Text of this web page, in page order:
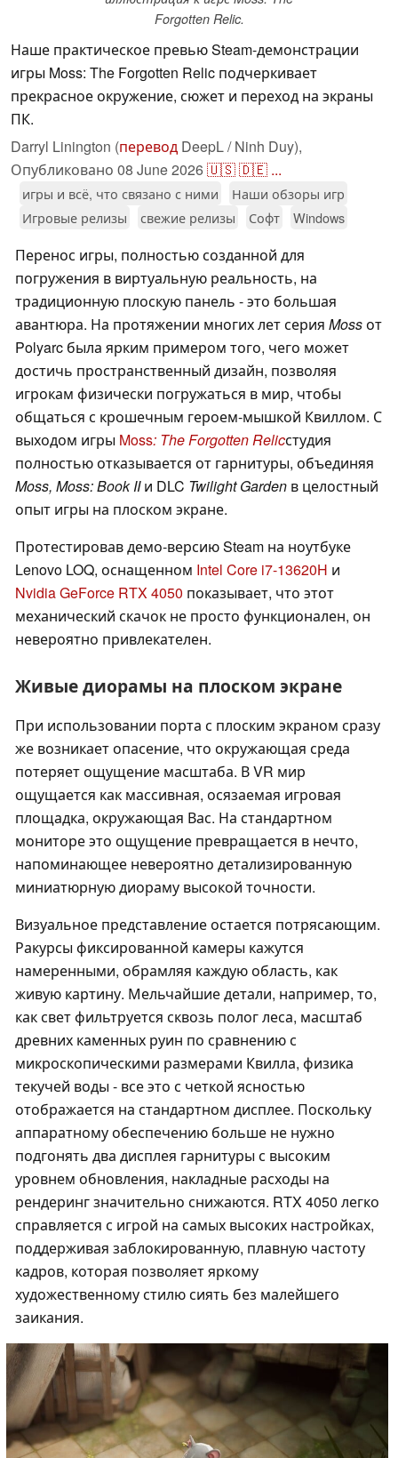
Forgotten Relic.
Наше практическое превью Steam-демонстрации
игры Moss: The Forgotten Relic подчеркивает
прекрасное окружение, сюжет и переход на экраны
ПК.
Darryl Linington (перевод DeepL / Ninh Duy),
Опубликовано 08 June 2026🇺🇸🇩🇪 ...
игры и всё, что связано с ними
Наши обзоры игр
Игровые релизы
свежие релизы Софт Windows
Перенос игры, полностью созданной для
погружения в виртуальную реальность, на
традиционную плоскую панель - это большая
авантюра. На протяжении многих лет серия Mossот
Polyarc была ярким примером того, чего может
достичь пространственный дизайн, позволяя
игрокам физически погружаться в мир, чтобы
общаться с крошечным героем-мышкой Квиллом. С
выходом игры Moss: The Forgotten Relicстудия
полностью отказывается от гарнитуры, объединяя
Moss, Moss: Book IIи DLC Twilight Garden в целостный
опыт игры на плоском экране.
Протестировав демо-версию Steam на ноутбуке
Lenovo LOQ, оснащенном Intel Core i7-13620H и
Nvidia GeForce RTX 4050 показывает, что этот
механический скачок не просто функционален, он
невероятно привлекателен.
Живые диорамы на плоском экране
При использовании порта с плоским экраном сразу
же возникает опасение, что окружающая среда
потеряет ощущение масштаба. В VR мир
ощущается как массивная, осязаемая игровая
площадка, окружающая Вас. На стандартном
мониторе это ощущение превращается в нечто,
напоминающее невероятно детализированную
миниатюрную диораму высокой точности.
Визуальное представление остается потрясающим.
Ракурсы фиксированной камеры кажутся
намеренными, обрамляя каждую область, как
живую картину. Мельчайшие детали, например, то,
как свет фильтруется сквозь полог леса, масштаб
древних каменных руин по сравнению с
микроскопическими размерами Квилла, физика
текучей воды - все это с четкой ясностью
отображается на стандартном дисплее. Поскольку
аппаратному обеспечению больше не нужно
подгонять два дисплея гарнитуры с высоким
уровнем обновления, накладные расходы на
рендеринг значительно снижаются. RTX 4050 легко
справляется с игрой на самых высоких настройках,
поддерживая заблокированную, плавную частоту
кадров, которая позволяет яркому
художественному стилю сиять без малейшего
заикания.